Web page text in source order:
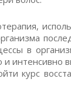
в
интенсивно
курс